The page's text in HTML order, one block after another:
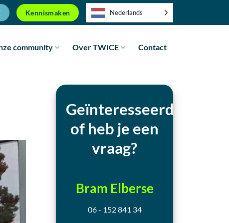
Kennismaken Nederlands
community Over TWICE Contact
Geïnteresseerd
of heb je een
vraag?
Bram Elberse
06 - 152 841 34